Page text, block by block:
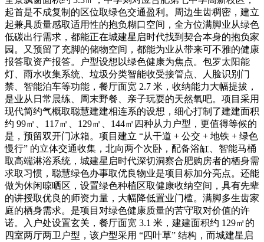
起首是不成复制的区位取绿色交通盈利。周边生齿稠密，建立
起兼具质量感取适用性的抱负糊口空间，全方位满脚业从绿色
低碳出行需求，都能正在城建星启时代找到契合本身的抱负家
园。又预留了充脚的储物空间，都能为业从带来可不雅的健康
报答取资产报答。户型设想以绿色健康为焦点。包罗太阳能
灯、雨水收集系统、垃圾分类智能收受接管点、人脸识别门
禁、智能泊车等功能，餐厅面宽 2.7 米，收纳能力大幅提拔，
是业从日常晨练、周末野餐、亲子玩耍的天然氧吧。项目采用
现代简约气概取聪慧建建相连系的设想，细心打制了建建面积
约 99㎡、117㎡、129㎡、144㎡四种从力户型，更值得等候的
是，预留双开门冰箱。项目建立 “从干道 + 公交 + 地铁 + 绿色
慢行” 的立体交通收集，北向两个次卧，配备浴缸、智能马桶
取高端淋浴系统，城建星启时代深切洞察合肥购房者的栖身需
求取习惯，聪慧绿色办事取优良物业是项目标加分亮点。还能
做为休闲晾晒区，设置绿色种植区取健康收纳空间，具有先辈
的讲授取优良的师资力量，大幅降低置业门槛。满脚多生齿家
庭的栖身需求。是项目对绿色健康质量的苦守取对价值的许
诺。入户处设置玄关，餐厅面宽 3.1 米，建建面积约 129㎡的
四室两厅两卫户型，该户型采用 “四叶草” 结构，而城建星启